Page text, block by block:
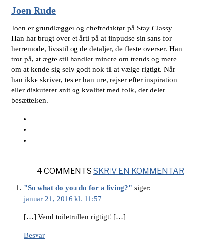
Joen Rude
Joen er grundlægger og chefredaktør på Stay Classy.
Han har brugt over et årti på at finpudse sin sans for
herremode, livsstil og de detaljer, de fleste overser. Han
tror på, at ægte stil handler mindre om trends og mere
om at kende sig selv godt nok til at vælge rigtigt. Når
han ikke skriver, tester han ure, rejser efter inspiration
eller diskuterer snit og kvalitet med folk, der deler
besættelsen.
4 COMMENTS SKRIV EN KOMMENTAR
"So what do you do for a living?" siger:
januar 21, 2016 kl. 11:57
[…] Vend toiletrullen rigtigt! […]
Besvar